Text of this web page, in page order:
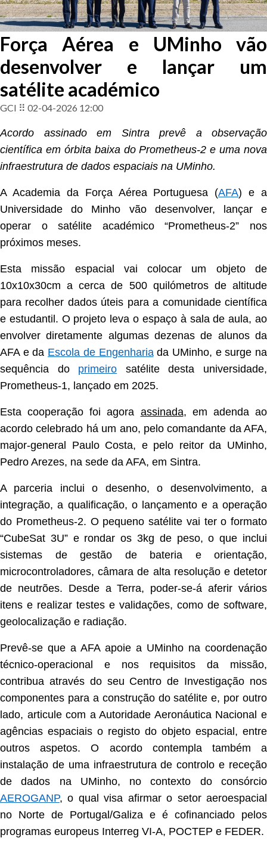
Força Aérea e UMinho vão
desenvolver e lançar um
satélite académico
GCI ⠿ 02-04-2026 12:00
Acordo assinado em Sintra prevê a observação
científica em órbita baixa do Prometheus-2 e uma nova
infraestrutura de dados espaciais na UMinho.
A Academia da Força Aérea Portuguesa (AFA) e a
Universidade do Minho vão desenvolver, lançar e
operar o satélite académico “Prometheus-2” nos
próximos meses.
Esta missão espacial vai colocar um objeto de
10x10x30cm a cerca de 500 quilómetros de altitude
para recolher dados úteis para a comunidade científica
e estudantil. O projeto leva o espaço à sala de aula, ao
envolver diretamente algumas dezenas de alunos da
AFA e da Escola de Engenhariada UMinho, e surge na
sequência do primeiro satélite desta universidade,
Prometheus-1, lançado em 2025.
Esta cooperação foi agora assinada, em adenda ao
acordo celebrado há um ano, pelo comandante da AFA,
major-general Paulo Costa, e pelo reitor da UMinho,
Pedro Arezes, na sede da AFA, em Sintra.
A parceria inclui o desenho, o desenvolvimento, a
integração, a qualificação, o lançamento e a operação
do Prometheus-2. O pequeno satélite vai ter o formato
“CubeSat 3U” e rondar os 3kg de peso, o que inclui
sistemas de gestão de bateria e orientação,
microcontroladores, câmara de alta resolução e detetor
de neutrões. Desde a Terra, poder-se-á aferir vários
itens e realizar testes e validações, como de software,
geolocalização e radiação.
Prevê-se que a AFA apoie a UMinho na coordenação
técnico-operacional e nos requisitos da missão,
contribua através do seu Centro de Investigação nos
componentes para a construção do satélite e, por outro
lado, articule com a Autoridade Aeronáutica Nacional e
agências espaciais o registo do objeto espacial, entre
outros aspetos. O acordo contempla também a
instalação de uma infraestrutura de controlo e receção
de dados na UMinho, no contexto do consórcio
AEROGANP, o qual visa afirmar o setor aeroespacial
no Norte de Portugal/Galiza e é cofinanciado pelos
programas europeus Interreg VI-A, POCTEP e FEDER.